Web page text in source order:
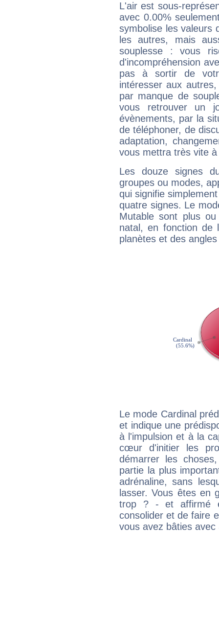
L'air est sous-
avec 0.00%
symbolise les valeurs
les autres, mais
souplesse : vous
d'incompréhension
pas à sortir de
intéresser aux
par manque de
vous retrouver un
évènements, par la
de téléphoner, de
adaptation,
vous mettra très vite
Les douze signes
groupes ou modes,
qui signifie
quatre signes. Le
Mutable sont plus
natal, en fonction de
planètes et des
Le mode Cardinal
et indique une
à l'impulsion et à la
cœur d'initier les
démarrer les
partie la plus
adrénaline, sans
lasser. Vous êtes en
trop ? - et affirmé
consolider et de faire
vous avez bâties avec